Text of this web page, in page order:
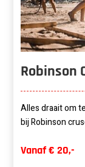
Robinson
Alles draait om
bij Robinson
Vanaf € 20,-